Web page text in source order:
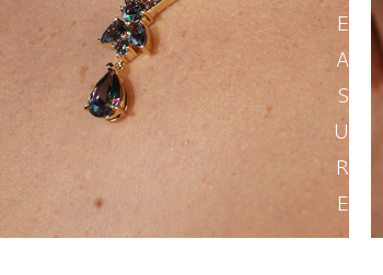
E
A
S
U
R
E